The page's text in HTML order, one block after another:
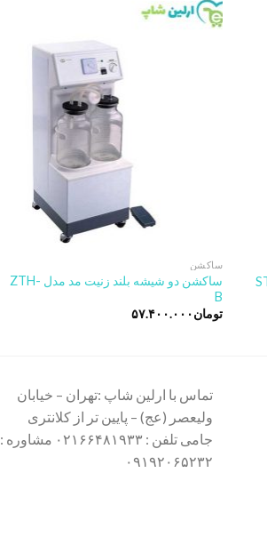
ساکشن
ساکشن دو شیشه بلند زنیت مد مدل ZTH-
B
تومان۵۷.۴۰۰.۰۰۰
تماس با ارلین شاپ :تهران – خیابان
ولیعصر (عج) – پایین تر از کلانتری
جامی تلفن : ۰۲۱۶۶۴۸۱۹۳۳ مشاوره :
۰۹۱۹۲۰۶۵۲۳۲